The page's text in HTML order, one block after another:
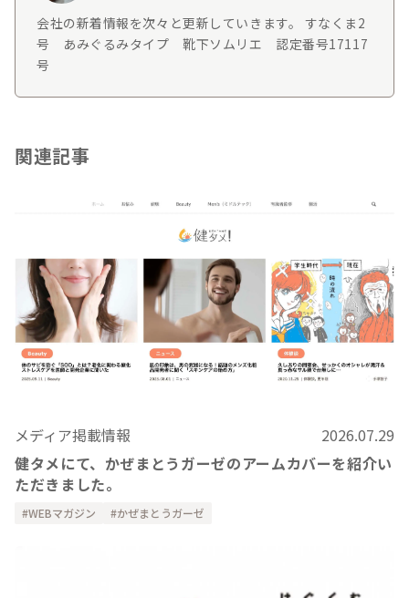
会社の新着情報を次々と更新していきます。 すなくま2
号 あみぐるみタイプ 靴下ソムリエ 認定番号17117
号
関連記事
メディア掲載情報
2026.07.29
健タメにて、かぜまとうガーゼのアームカバーを紹介い
ただきました。
WEBマガジン かぜまとうガーゼ